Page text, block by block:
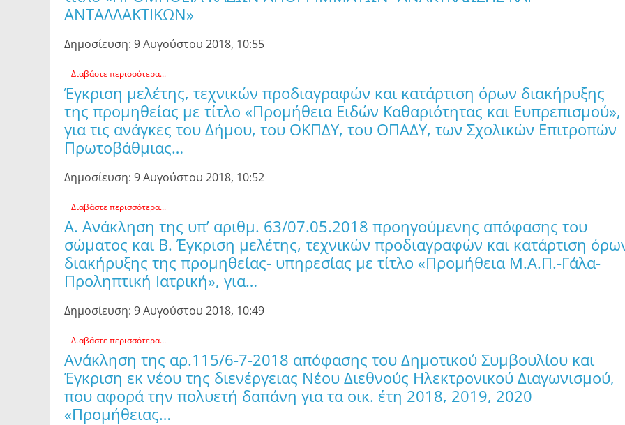
ΑΝΤΑΛΛΑΚΤΙΚΩΝ»
Δημοσίευση: 9 Αυγούστου 2018, 10:55
Διαβάστε περισσότερα...
Έγκριση μελέτης, τεχνικών προδιαγραφών και κατάρτιση όρων διακήρυξης
της προμηθείας με τίτλο «Προμήθεια Ειδών Καθαριότητας και Ευπρεπισμού»,
για τις ανάγκες του Δήμου, του ΟΚΠΔΥ, του ΟΠΑΔΥ, των Σχολικών Επιτροπών
Πρωτοβάθμιας…
Δημοσίευση: 9 Αυγούστου 2018, 10:52
Διαβάστε περισσότερα...
Α. Ανάκληση της υπ’ αριθμ. 63/07.05.2018 προηγούμενης απόφασης του
σώματος και Β. Έγκριση μελέτης, τεχνικών προδιαγραφών και κατάρτιση
διακήρυξης της προμηθείας- υπηρεσίας με τίτλο «Προμήθεια Μ.Α.Π.-Γάλα-
Προληπτική Ιατρική», για…
Δημοσίευση: 9 Αυγούστου 2018, 10:49
Διαβάστε περισσότερα...
Ανάκληση της αρ.115/6-7-2018 απόφασης του Δημοτικού Συμβουλίου και
Έγκριση εκ νέου της διενέργειας Νέου Διεθνούς Ηλεκτρονικού Διαγωνισμού,
που αφορά την πολυετή δαπάνη για τα οικ. έτη 2018, 2019, 2020
«Προμήθειας…